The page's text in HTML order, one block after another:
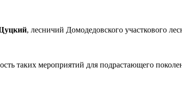
, лесничий Домодедовского участкового
таких мероприятий для подрастающего